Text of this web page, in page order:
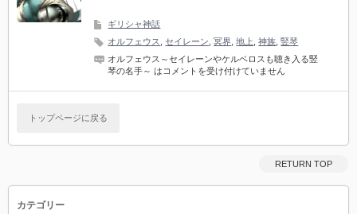
ギリシャ神話
オルフェウス
セイレーン ,冥界 ,地上 ,神族 ,竪琴
オルフェウス～セイレーンやケルベロスも聴き入る竪
琴の名手～ は コメントを受け付けていません
トップページに戻る
RETURN TOP
カテゴリー